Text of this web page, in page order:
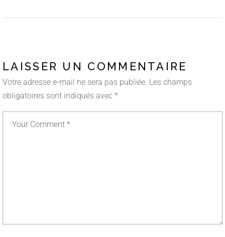
LAISSER UN COMMENTAIRE
Votre adresse e-mail ne sera pas publiée. Les champs
obligatoires sont indiqués avec *